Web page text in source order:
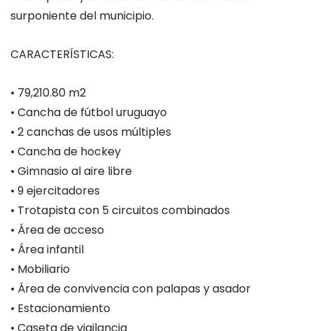
surponiente del municipio.
CARACTERÍSTICAS:
• 79,210.80 m2
• Cancha de fútbol uruguayo
• 2 canchas de usos múltiples
• Cancha de hockey
• Gimnasio al aire libre
• 9 ejercitadores
• Trotapista con 5 circuitos combinados
• Área de acceso
• Área infantil
• Mobiliario
• Área de convivencia con palapas y asador
• Estacionamiento